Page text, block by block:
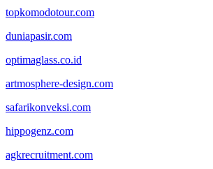
topkomodotour.com
duniapasir.com
optimaglass.co.id
artmosphere-design.com
safarikonveksi.com
hippogenz.com
agkrecruitment.com